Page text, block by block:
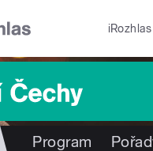
iRozhlas
Program